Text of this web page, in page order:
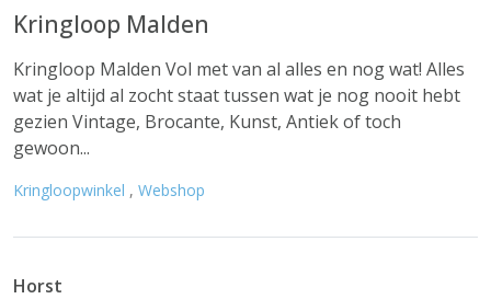
Kringloop Malden
Kringloop Malden Vol met van al alles en nog wat! Alles
wat je altijd al zocht staat tussen wat je nog nooit hebt
gezien Vintage, Brocante, Kunst, Antiek of toch
gewoon...
Kringloopwinkel , Webshop
Horst